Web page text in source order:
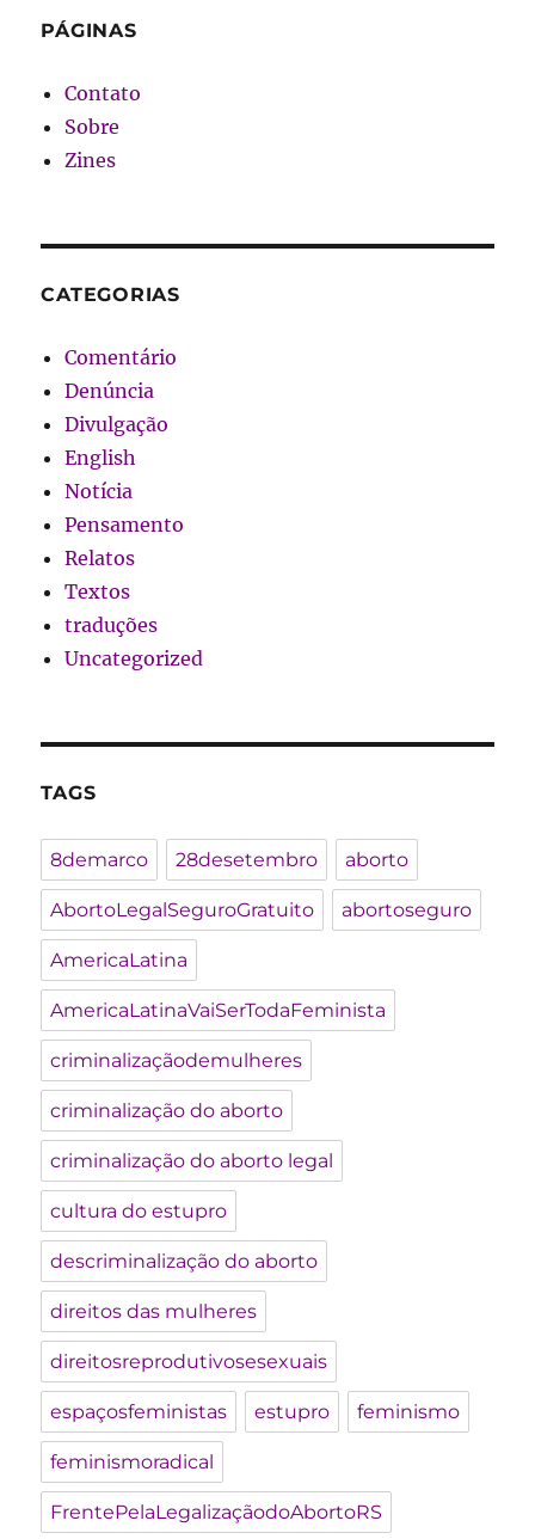
PÁGINAS
Contato
Sobre
Zines
CATEGORIAS
Comentário
Denúncia
Divulgação
English
Notícia
Pensamento
Relatos
Textos
traduções
Uncategorized
TAGS
8demarco 28desetembro aborto
AbortoLegalSeguroGratuito abortoseguro
AmericaLatina
AmericaLatinaVaiSerTodaFeminista
criminalizaçãodemulheres
criminalização do aborto
criminalização do aborto legal
cultura do estupro
descriminalização do aborto
direitos das mulheres
direitosreprodutivosesexuais
espaçosfeministas estupro feminismo
feminismoradical
FrentePelaLegalizaçãodoAbortoRS